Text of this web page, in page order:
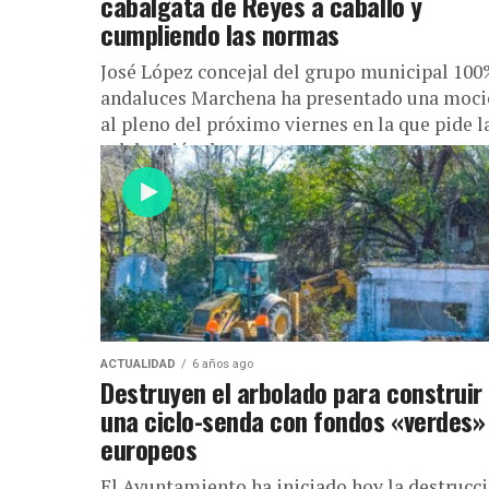
cumpliendo las normas
José López concejal del grupo municipal
andaluces Marchena ha presentado una
al pleno del próximo viernes en la que pide
celebración de una ...
ACTUALIDAD 6 años ago
Destruyen el arbolado para construir
una ciclo-senda con fondos «verdes»
europeos